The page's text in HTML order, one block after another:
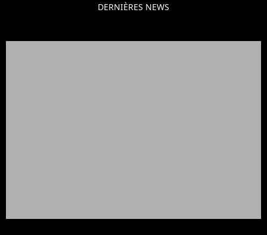
DERNIÈRES NEWS